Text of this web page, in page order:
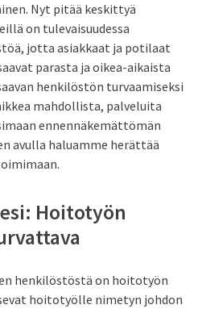
Nyt pitää keskittyä
on tulevaisuudessa
jotta asiakkaat ja potilaat
parasta ja oikea-aikaista
henkilöstön turvaamiseksi
mahdollista, palveluita
ennennäkemättömän
avulla haluamme herättää
Hoitotyön
henkilöstöstä on hoitotyön
hoitotyölle nimetyn johdon